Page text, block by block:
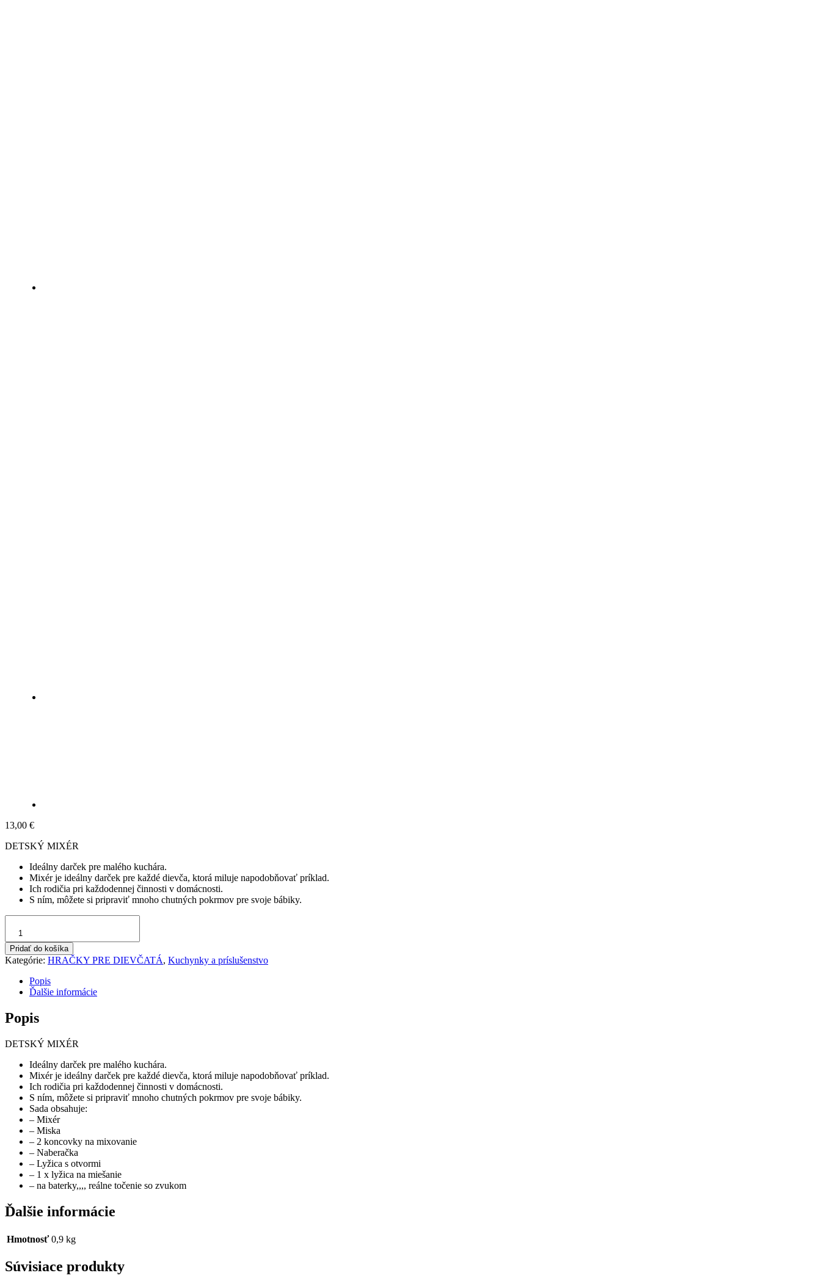
13,00 €
DETSKÝ MIXÉR
Ideálny darček pre malého kuchára.
Mixér je ideálny darček pre každé dievča, ktorá miluje napodobňovať príklad.
Ich rodičia pri každodennej činnosti v domácnosti.
S ním, môžete si pripraviť mnoho chutných pokrmov pre svoje bábiky.
Detský
mixér
Pridať do košíka
Kategórie: HRAČKY PRE DIEVČATÁ, Kuchynky a príslušenstvo
Popis
Ďalšie informácie
Popis
DETSKÝ MIXÉR
Ideálny darček pre malého kuchára.
Mixér je ideálny darček pre každé dievča, ktorá miluje napodobňovať príklad.
Ich rodičia pri každodennej činnosti v domácnosti.
S ním, môžete si pripraviť mnoho chutných pokrmov pre svoje bábiky.
Sada obsahuje:
– Mixér
– Miska
– 2 koncovky na mixovanie
– Naberačka
– Lyžica s otvormi
– 1 x lyžica na miešanie
– na baterky,,,, reálne točenie so zvukom
Ďalšie informácie
Hmotnosť 0,9 kg
Súvisiace produkty